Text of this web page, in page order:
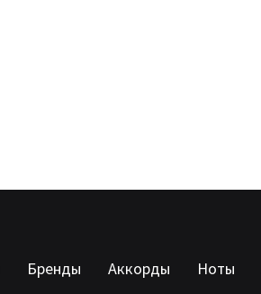
Бренды Аккорды Ноты